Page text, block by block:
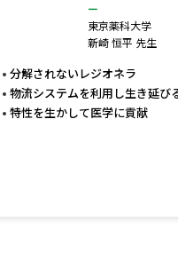
ー
東京薬科大学
新崎 恒平 先生
分解されないレジオネラ
物流システムを利用し生き延び
特性を生かして医学に貢献